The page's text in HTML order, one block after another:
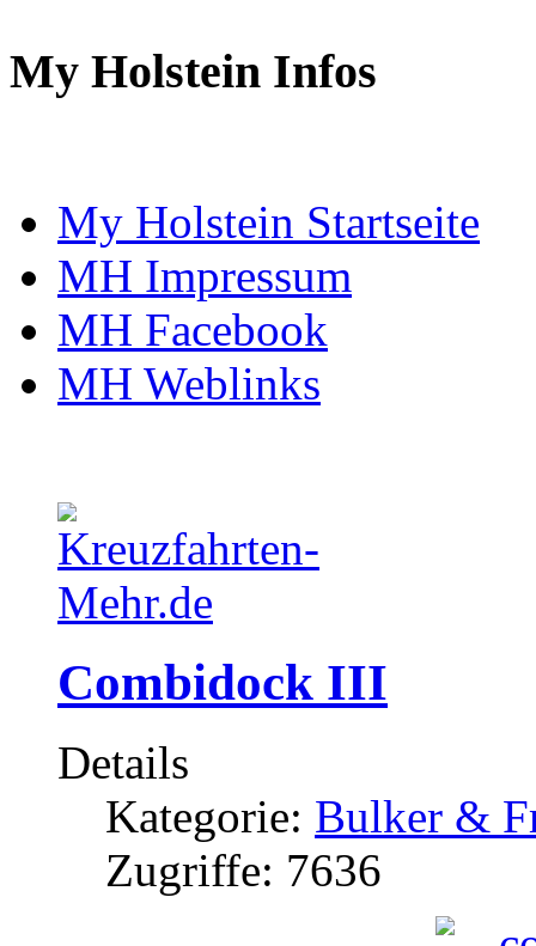
My Holstein Infos
My Holstein Startseite
MH Impressum
MH Facebook
MH Weblinks
Combidock III
Details
Kategorie: Bulker &
Zugriffe: 7636